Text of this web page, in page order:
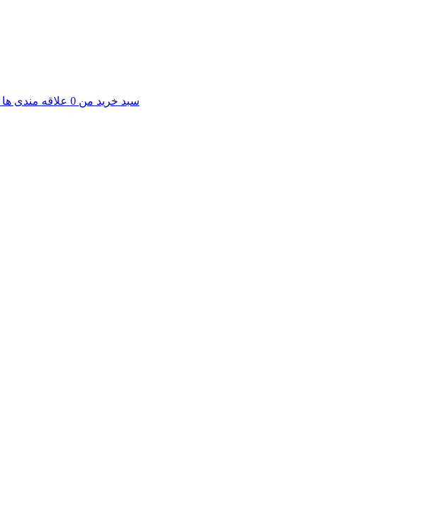
سبد خرید من 0 علاقه مندی ها